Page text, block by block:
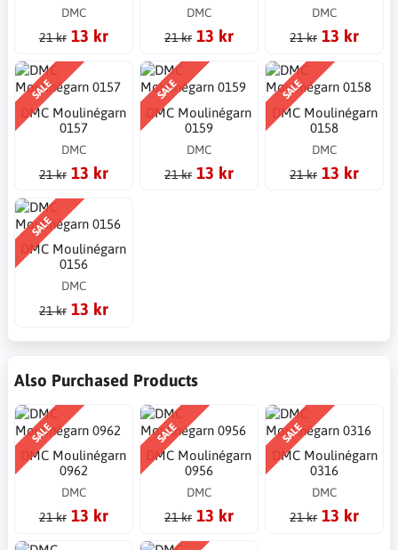
DMC
21 kr 13 kr
DMC
21 kr 13 kr
DMC
21 kr 13 kr
SALE
DMC Moulinégarn
0157
DMC
21 kr 13 kr
SALE
DMC Moulinégarn
0159
DMC
21 kr 13 kr
SALE
DMC Moulinégarn
0158
DMC
21 kr 13 kr
SALE
DMC Moulinégarn
0156
DMC
21 kr 13 kr
Also Purchased Products
SALE
DMC Moulinégarn
0962
DMC
21 kr 13 kr
SALE
DMC Moulinégarn
0956
DMC
21 kr 13 kr
SALE
DMC Moulinégarn
0316
DMC
21 kr 13 kr